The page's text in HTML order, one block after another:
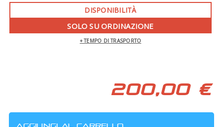
DISPONIBILITÀ
SOLO SU ORDINAZIONE
+ TEMPO DI TRASPORTO
200,00 €